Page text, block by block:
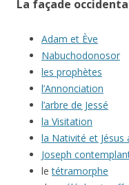
La façade
Adam et Ève
Nabuchodonosor
les prophètes
l’Annonciation
l’arbre de Jessé
la Visitation
la Nativité et Jésus
Joseph
letétramorphe